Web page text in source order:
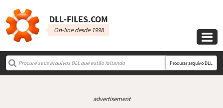
DLL‑FILES.COM
On-line desde 1998

Procurar arquivo DLL
advertisement